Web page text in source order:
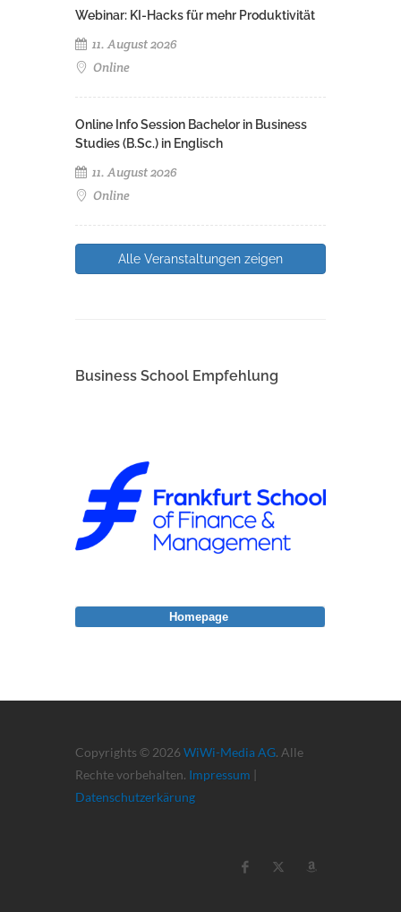
Webinar: KI-Hacks für mehr Produktivität
11. August 2026
Online
Online Info Session Bachelor in Business
Studies (B.Sc.) in Englisch
11. August 2026
Online
Alle Veranstaltungen zeigen
Business School Empfehlung
Copyrights © 2026 WiWi-Media AG. Alle
Rechte vorbehalten. Impressum |
Datenschutzerkärung
Homepage